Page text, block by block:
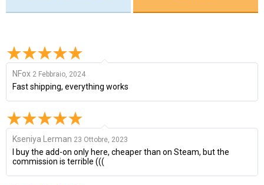
NFox 2 Febbraio, 2024
Fast shipping, everything works
Kseniya Lerman 23 Ottobre, 2023
I buy the add-on only here, cheaper than on Steam, but the
commission is terrible (((